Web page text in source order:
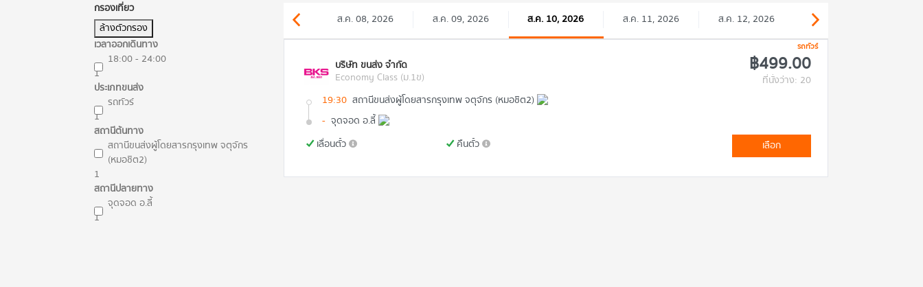
กรองเที่ยว
ล้างตัวกรอง
เวลาออกเดินทาง
18:00 - 24:00
1
ประเภทขนส่ง
รถทัวร์
1
สถานีต้นทาง
สถานีขนส่งผู้โดยสารกรุงเทพ จตุจักร
(หมอชิต2)
1
สถานีปลายทาง
จุดจอด อ.ลี้
1
ส.ค. 08, 2026 ส.ค. 09, 2026 ส.ค. 10, 2026 ส.ค. 11, 2026 ส.ค. 12, 2026
รถทัวร์
บริษัท ขนส่ง จำกัด
Economy Class (ม.1ข)
฿499.00
ที่นั่งว่าง: 20
19:30 สถานีขนส่งผู้โดยสารกรุงเทพ จตุจักร (หมอชิต2)
- จุดจอด อ.ลี้
เลื่อนตั๋ว
คืนตั๋ว เลือก